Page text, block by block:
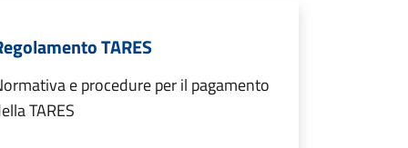
TARES
e procedure per il pagamento
TARES